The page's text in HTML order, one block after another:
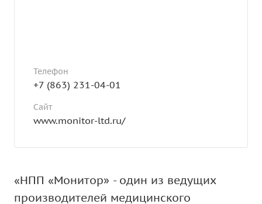
Телефон
+7 (863) 231-04-01
Сайт
www.monitor-ltd.ru/
«НПП «Монитор» - один из ведущих
производителей медицинского